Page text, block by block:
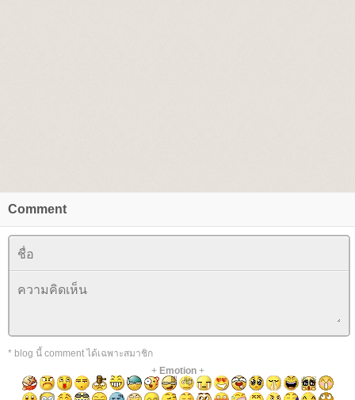
Comment
* blog นี้ comment ได้เฉพาะสมาชิก
+ Emotion+